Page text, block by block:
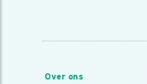
Over ons